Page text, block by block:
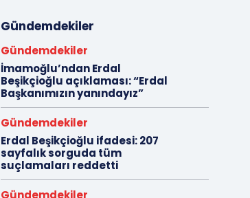
Gündemdekiler
Gündemdekiler
İmamoğlu’ndan Erdal
Beşikçioğlu açıklaması: “Erdal
Başkanımızın yanındayız”
Gündemdekiler
Erdal Beşikçioğlu ifadesi: 207
sayfalık sorguda tüm
suçlamaları reddetti
Gündemdekiler